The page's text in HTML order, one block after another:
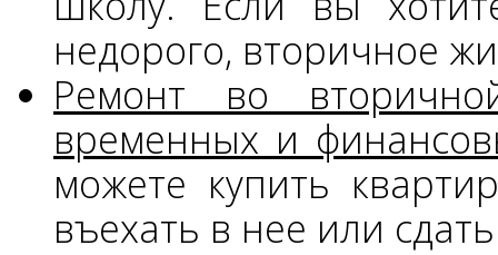
недорого, вторичное
Ремонт во
временных и
можете купить
въехать в нее или